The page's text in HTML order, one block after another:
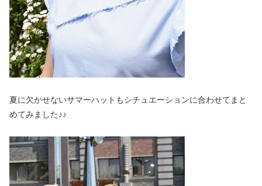
夏に欠かせないサマーハットもシチュエーションに合わせてまと
めてみました♪♪